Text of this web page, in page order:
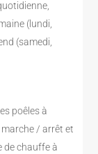
(lundi,
(samedi,
poêles à
/ arrêt et
de chauffe à